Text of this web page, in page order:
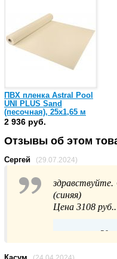
ПВХ пленка Astral Pool
UNI PLUS Sand
(песочная), 25х1,65 м
(76956)
2 936 руб.
Отзывы об этом
Сергей (29.07.2024)
(синяя)
Цена 3108